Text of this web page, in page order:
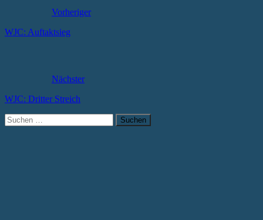
Vorheriger
WJC: Auftaktsieg
Nächster
WJC: Dritter Streich
Suchen
nach: